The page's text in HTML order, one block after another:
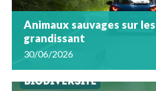
Animaux sauvages sur
grandissant
30/06/2026